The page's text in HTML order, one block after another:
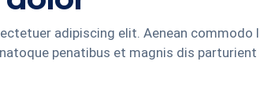
adipiscing elit. Aenean commodo
penatibus et magnis dis